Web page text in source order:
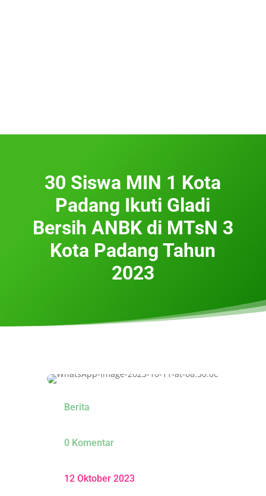
30 Siswa MIN 1 Kota
Padang Ikuti Gladi
Bersih ANBK di MTsN 3
Kota Padang Tahun
2023
Berita
0 Komentar
12 Oktober 2023